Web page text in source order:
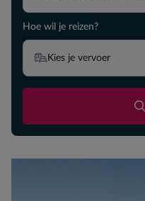
Hoe wil je reizen?
Kies je vervoer